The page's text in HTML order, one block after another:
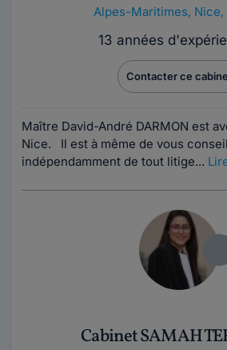
Alpes-Maritimes, Nice,
13 années
Contacter ce
Maître David-André DARMON est
Nice. Il est à même de vous
indépendamment de tout litige...
Cabinet SAMAH